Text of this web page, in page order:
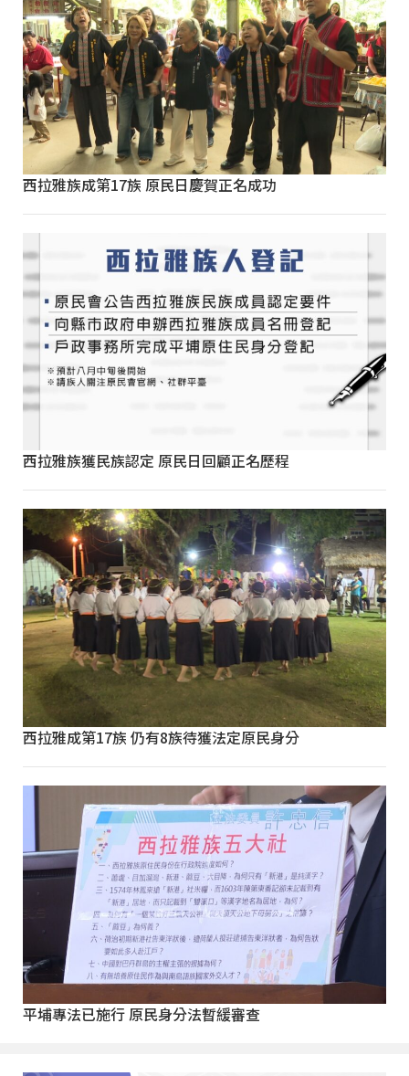
西拉雅族成第17族 原民日慶賀正名成功
西拉雅族獲民族認定 原民日回顧正名歷程
西拉雅成第17族 仍有8族待獲法定原民身分
平埔專法已施行 原民身分法暫緩審查